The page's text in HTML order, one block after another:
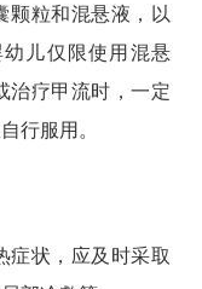
颗粒和混悬液，以
儿仅限使用混悬
治疗甲流时，一定
行服用。
症状，应及时采取